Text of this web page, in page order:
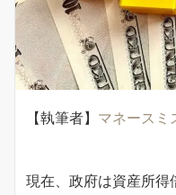
【執筆者】 マネースミ
現在、政府は資産所得